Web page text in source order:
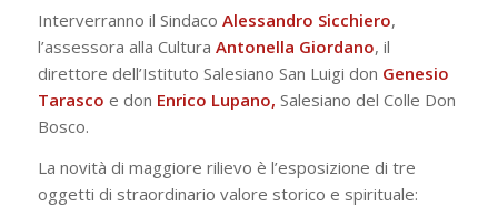
Interverranno il Sindaco Alessandro Sicchiero,
l’assessora alla Cultura Antonella Giordano, il
direttore dell’Istituto Salesiano San Luigi don Genesio
Tarasco e don Enrico Lupano, Salesiano del Colle Don
Bosco.
La novità di maggiore rilievo è l’esposizione di tre
oggetti di straordinario valore storico e spirituale: